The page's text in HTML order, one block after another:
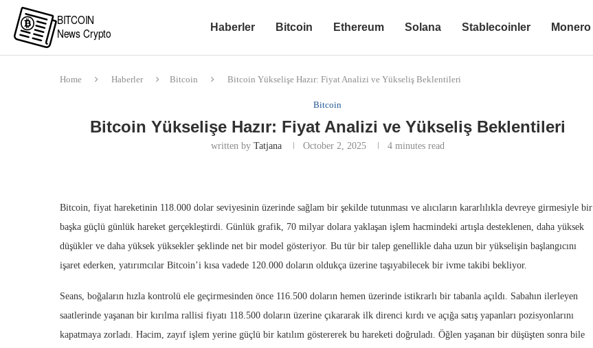
Haberler Bitcoin Ethereum Solana Stablecoinler Monero
Home Haberler Bitcoin Bitcoin Yükselişe Hazır: Fiyat Analizi ve Yükseliş Beklentileri
Bitcoin
Bitcoin Yükselişe Hazır: Fiyat Analizi ve Yükseliş Beklentileri
written by Tatjana October 2, 2025 4 minutes read
Bitcoin, fiyat hareketinin 118.000 dolar seviyesinin üzerinde sağlam bir şekilde tutunması ve alıcıların kararlılıkla devreye girmesiyle bir
başka güçlü günlük hareket gerçekleştirdi. Günlük grafik, 70 milyar dolara yaklaşan işlem hacmindeki artışla desteklenen, daha yüksek
düşükler ve daha yüksek yüksekler şeklinde net bir model gösteriyor. Bu tür bir talep genellikle daha uzun bir yükselişin başlangıcını
işaret ederken, yatırımcılar Bitcoin’i kısa vadede 120.000 doların oldukça üzerine taşıyabilecek bir ivme takibi bekliyor.
Seans, boğaların hızla kontrolü ele geçirmesinden önce 116.500 doların hemen üzerinde istikrarlı bir tabanla açıldı. Sabahın ilerleyen
saatlerinde yaşanan bir kırılma rallisi fiyatı 118.500 doların üzerine çıkararak ilk direnci kırdı ve açığa satış yapanları pozisyonlarını
kapatmaya zorladı. Hacim, zayıf işlem yerine güçlü bir katılım göstererek bu hareketi doğruladı. Öğlen yaşanan bir düşüşten sonra bile